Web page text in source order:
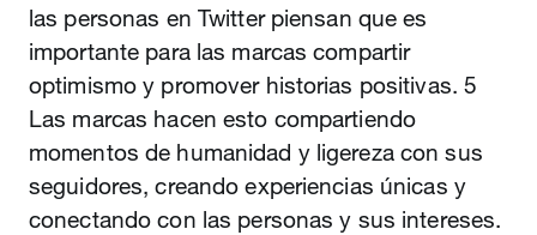
las personas en Twitter piensan que es
importante para las marcas compartir
optimismo y promover historias positivas. 5
Las marcas hacen esto compartiendo
momentos de humanidad y ligereza con sus
seguidores, creando experiencias únicas y
conectando con las personas y sus intereses.